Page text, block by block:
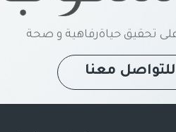
تحقيق حياةرفاهية و صحة
للتواصل معنا